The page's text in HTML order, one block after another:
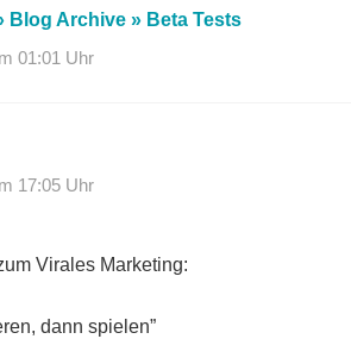
Blog Archive » Beta Tests
01:01 Uhr
17:05 Uhr
Virales Marketing:
dann spielen”